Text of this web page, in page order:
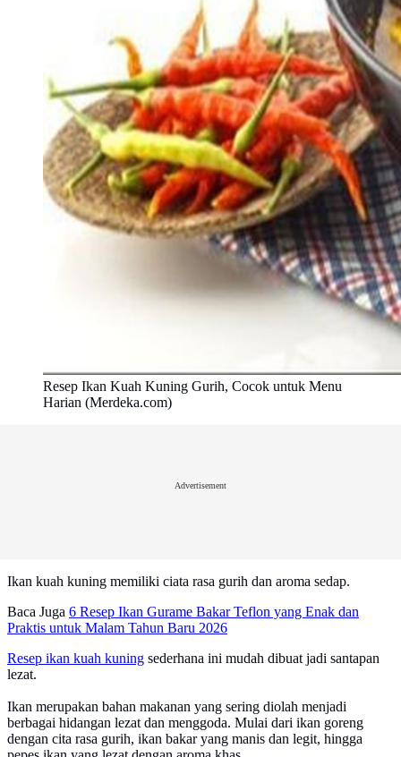
Resep Ikan Kuah Kuning Gurih, Cocok untuk Menu
Harian (Merdeka.com)
Advertisement
Ikan kuah kuning memiliki ciata rasa gurih dan aroma sedap.
Baca Juga 6 Resep Ikan Gurame Bakar Teflon yang Enak dan
Praktis untuk Malam Tahun Baru 2026
Resep ikan kuah kuning sederhana ini mudah dibuat jadi santapan
lezat.
Ikan merupakan bahan makanan yang sering diolah menjadi
berbagai hidangan lezat dan menggoda. Mulai dari ikan goreng
dengan cita rasa gurih, ikan bakar yang manis dan legit, hingga